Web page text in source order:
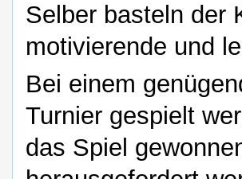
Selber basteln der
motivierende und
Bei einem
Turnier gespielt
das Spiel